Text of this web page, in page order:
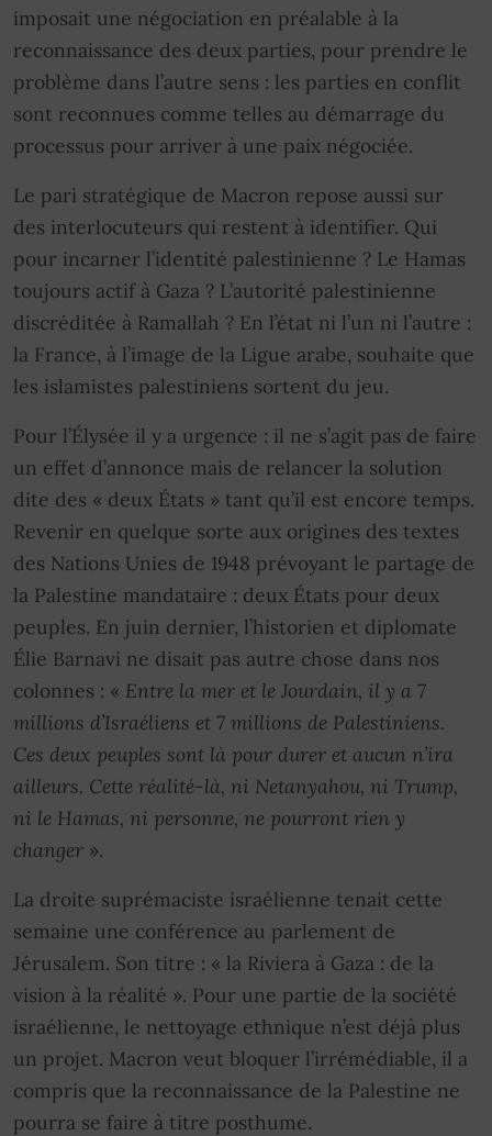
imposait une négociation en préalable à la
reconnaissance des deux parties, pour prendre le
problème dans l’autre sens : les parties en conflit
sont reconnues comme telles au démarrage du
processus pour arriver à une paix négociée.
Le pari stratégique de Macron repose aussi sur
des interlocuteurs qui restent à identifier. Qui
pour incarner l’identité palestinienne ? Le Hamas
toujours actif à Gaza ? L’autorité palestinienne
discréditée à Ramallah ? En l’état ni l’un ni l’autre :
la France, à l’image de la Ligue arabe, souhaite que
les islamistes palestiniens sortent du jeu.
Pour l’Élysée il y a urgence : il ne s’agit pas de faire
un effet d’annonce mais de relancer la solution
dite des « deux États » tant qu’il est encore temps.
Revenir en quelque sorte aux origines des textes
des Nations Unies de 1948 prévoyant le partage de
la Palestine mandataire : deux États pour deux
peuples. En juin dernier, l’historien et diplomate
Élie Barnavi ne disait pas autre chose dans nos
colonnes : « Entre la mer et le Jourdain, il y a 7
millions d’Israéliens et 7 millions de Palestiniens.
Ces deux peuples sont là pour durer et aucun n’ira
ailleurs. Cette réalité-là, ni Netanyahou, ni Trump,
ni le Hamas, ni personne, ne pourront rien y
changer ».
La droite suprémaciste israélienne tenait cette
semaine une conférence au parlement de
Jérusalem. Son titre : « la Riviera à Gaza : de la
vision à la réalité ». Pour une partie de la société
israélienne, le nettoyage ethnique n’est déjà plus
un projet. Macron veut bloquer l’irrémédiable, il a
compris que la reconnaissance de la Palestine ne
pourra se faire à titre posthume.